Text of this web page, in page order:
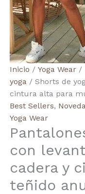
Inicio / Yoga Wear /
yoga / Shorts de
cintura alta para
Best Sellers,
Yoga Wear
con
cadera y
teñido
Women's
Tie
Dye
High
Waist
Hip
Yoga
Shorts
cantidad